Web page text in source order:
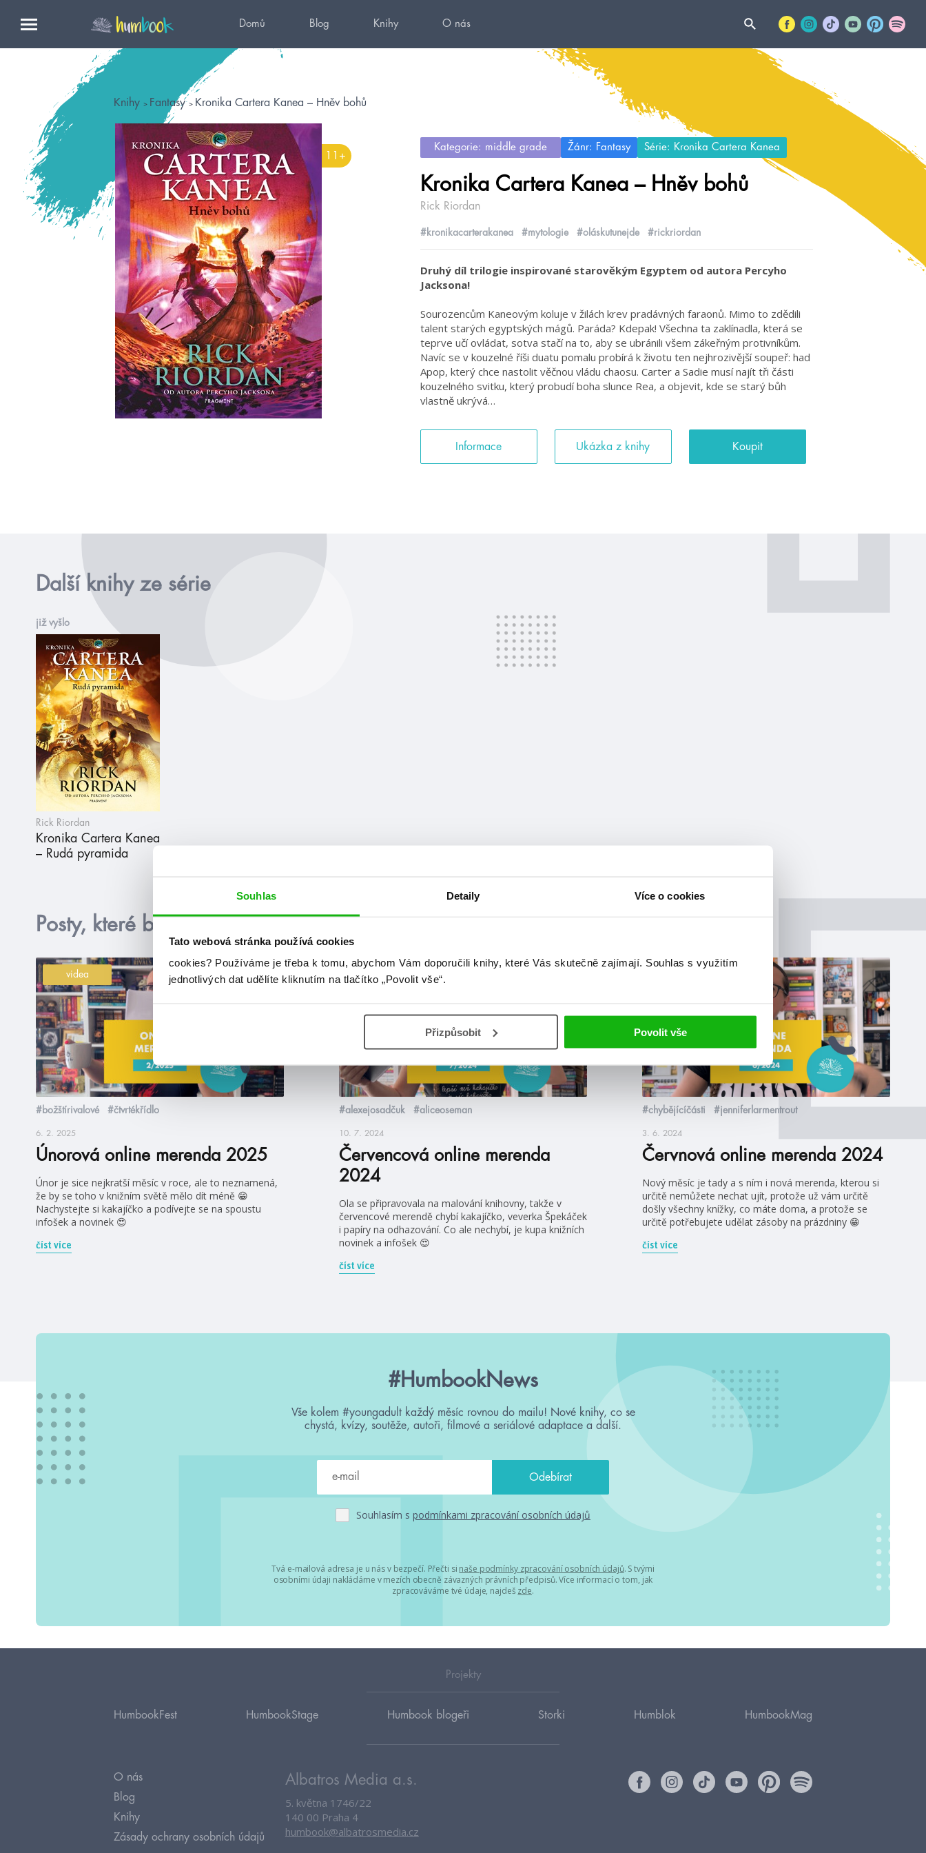
Souhlas Detaily Více o cookies
Tato webová stránka používá cookies
cookies? Používáme je třeba k tomu, abychom Vám doporučili knihy, které Vás skutečně zajímají. Souhlas s využitím
jednotlivých dat udělíte kliknutím na tlačítko „Povolit vše“.
Přizpůsobit Povolit vše
Domů Blog Knihy O nás
Knihy Fantasy Kronika Cartera Kanea – Hněv bohů
11+
Kategorie: middle grade Žánr: Fantasy Série: Kronika Cartera Kanea
Kronika Cartera Kanea – Hněv bohů
Rick Riordan
#kronikacarterakanea #mytologie #oláskutunejde #rickriordan
Druhý díl trilogie inspirované starověkým Egyptem od autora Percyho
Jacksona!
Sourozencům Kaneovým koluje v žilách krev pradávných faraonů. Mimo to zdědili
talent starých egyptských mágů. Paráda? Kdepak! Všechna ta zaklínadla, která se
teprve učí ovládat, sotva stačí na to, aby se ubránili všem zákeřným protivníkům.
Navíc se v kouzelné říši duatu pomalu probírá k životu ten nejhrozivější soupeř: had
Apop, který chce nastolit věčnou vládu chaosu. Carter a Sadie musí najít tři části
kouzelného svitku, který probudí boha slunce Rea, a objevit, kde se starý bůh
vlastně ukrývá…
Informace Ukázka z knihy Koupit
Další knihy ze série
již vyšlo
Rick Riordan
Kronika Cartera Kanea
– Rudá pyramida
Posty, které by tě mohly zajímat
videa
#božštírivalové #čtvrtékřídlo
6. 2. 2025
Únorová online merenda 2025
Únor je sice nejkratší měsíc v roce, ale to neznamená,
že by se toho v knižním světě mělo dít méně 😁
Nachystejte si kakajíčko a podívejte se na spoustu
infošek a novinek 😍
číst více
videa
#alexejosadčuk #aliceoseman
10. 7. 2024
Červencová online merenda
2024
Ola se připravovala na malování knihovny, takže v
červencové merendě chybí kakajíčko, veverka Špekáček
i papíry na odhazování. Co ale nechybí, je kupa knižních
novinek a infošek 😍
číst více
#chybějícíčásti #jenniferlarmentrout
3. 6. 2024
Červnová online merenda 2024
Nový měsíc je tady a s ním i nová merenda, kterou si
určitě nemůžete nechat ujít, protože už vám určitě
došly všechny knížky, co máte doma, a protože se
určitě potřebujete udělat zásoby na prázdniny 😁
číst více
#HumbookNews
Vše kolem #youngadult každý měsíc rovnou do mailu! Nové knihy, co se
chystá, kvízy, soutěže, autoři, filmové a seriálové adaptace a další.
Souhlasím s podmínkami zpracování osobních údajů
Tvá e-mailová adresa je u nás v bezpečí. Přečti si naše podmínky zpracování osobních údajů. S tvými
osobními údaji nakládáme v mezích obecně závazných právních předpisů. Více informací o tom, jak
zpracováváme tvé údaje, najdeš zde.
Projekty
HumbookFest HumbookStage Humbook blogeři Storki Humblok HumbookMag
O nás
Blog
Knihy
Zásady ochrany osobních údajů
Albatros Media a.s.
5. května 1746/22
140 00 Praha 4
humbook@albatrosmedia.cz